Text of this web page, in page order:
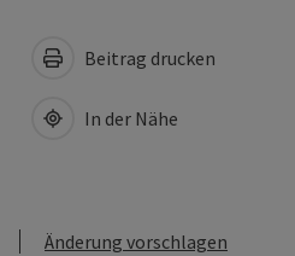
Beitrag drucken
In der Nähe
Änderung vorschlagen